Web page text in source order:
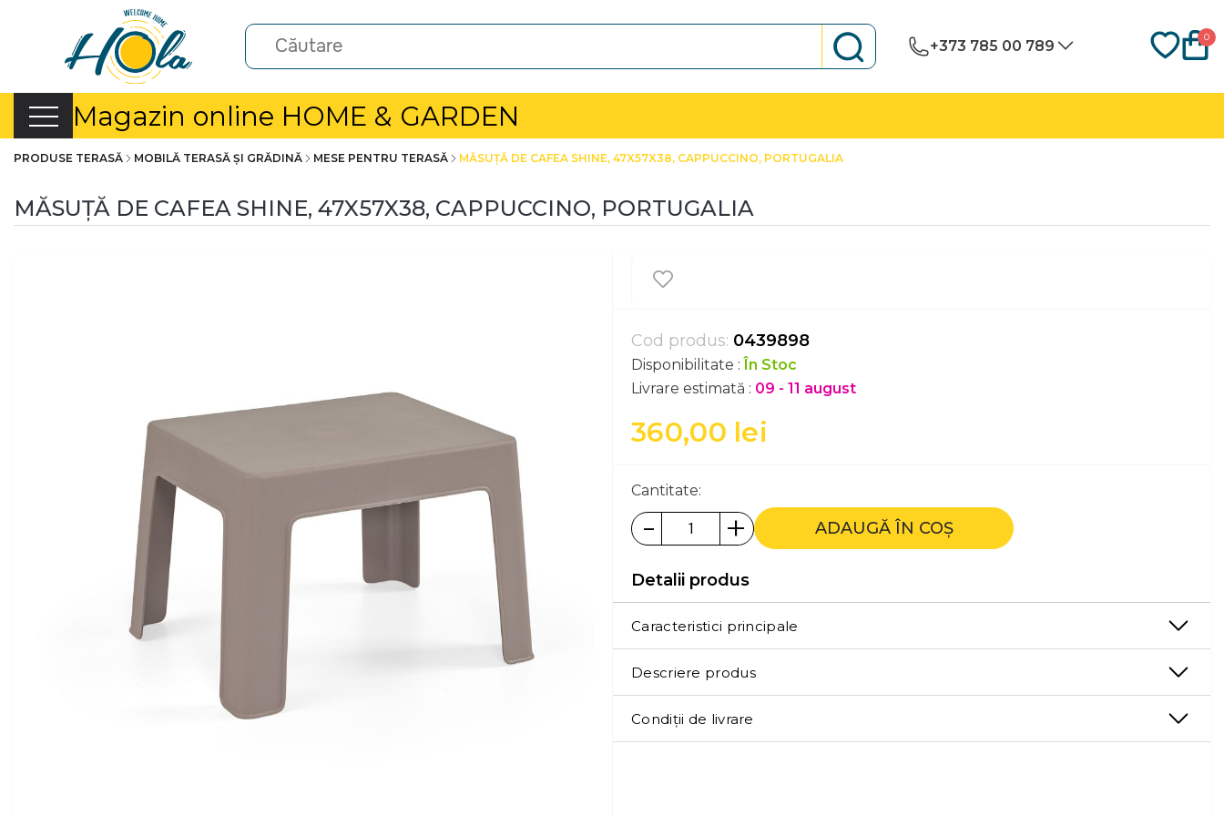
+373 785 00 789
0
Magazin online HOME & GARDEN
PRODUSE TERASĂ MOBILĂ TERASĂ ȘI GRĂDINĂ MESE PENTRU TERASĂ MĂSUȚĂ DE CAFEA SHINE, 47X57X38, CAPPUCCINO, PORTUGALIA
MĂSUȚĂ DE CAFEA SHINE, 47X57X38, CAPPUCCINO, PORTUGALIA
Cod produs: 0439898
Disponibilitate :În Stoc
Livrare estimată : 09 - 11 august
360,00 lei
Cantitate:
- + ADAUGĂ ÎN COȘ
Detalii produs
Caracteristici principale
Descriere produs
Condiții de livrare